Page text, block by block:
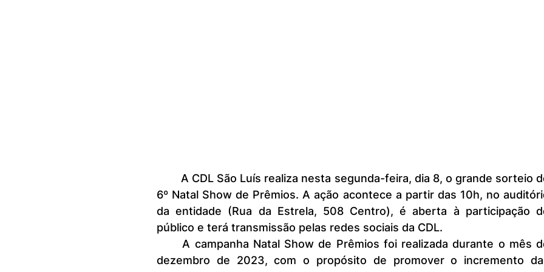
6º Natal Show de Prêmios. A ação acontece a partir das 10h, no
da entidade (Rua da Estrela, 508 Centro), é aberta à participação
público e terá transmissão pelas redes sociais da CDL.
dezembro de 2023, com o propósito de promover o incremento